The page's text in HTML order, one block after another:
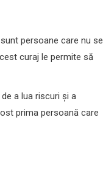
persoane care nu se
curaj le permite să
a lua riscuri și a
prima persoană care